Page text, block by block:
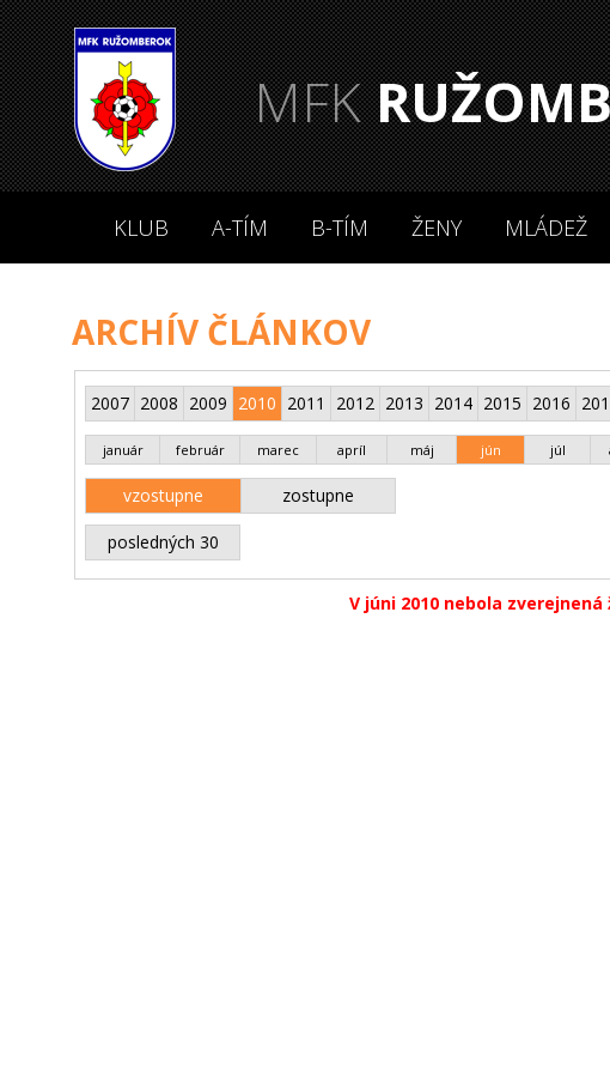
MFK
KLUB A-TÍM B-TÍM ŽENY MLÁDEŽ
ARCHÍV ČLÁNKOV
2007 2008 2009 2010 2011 2012 2013 2014 2015 2016
január február marec apríl máj jún júl
vzostupne zostupne
posledných 30
V júni 2010 nebola